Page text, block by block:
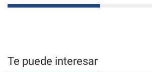
Te puede interesar